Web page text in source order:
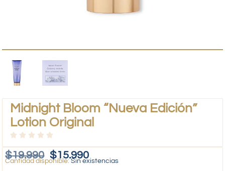
Midnight Bloom “Nueva Edición”
Lotion Original
$19.990 $15.990
Sin existencias